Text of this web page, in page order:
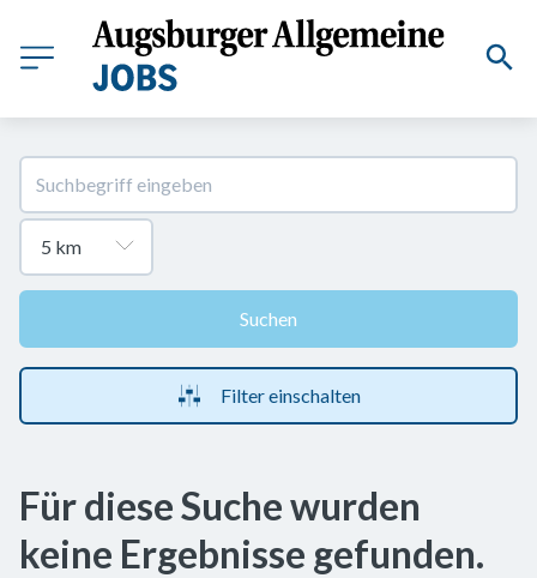
Suchen
Filter einschalten
Für diese Suche wurden
keine Ergebnisse gefunden.